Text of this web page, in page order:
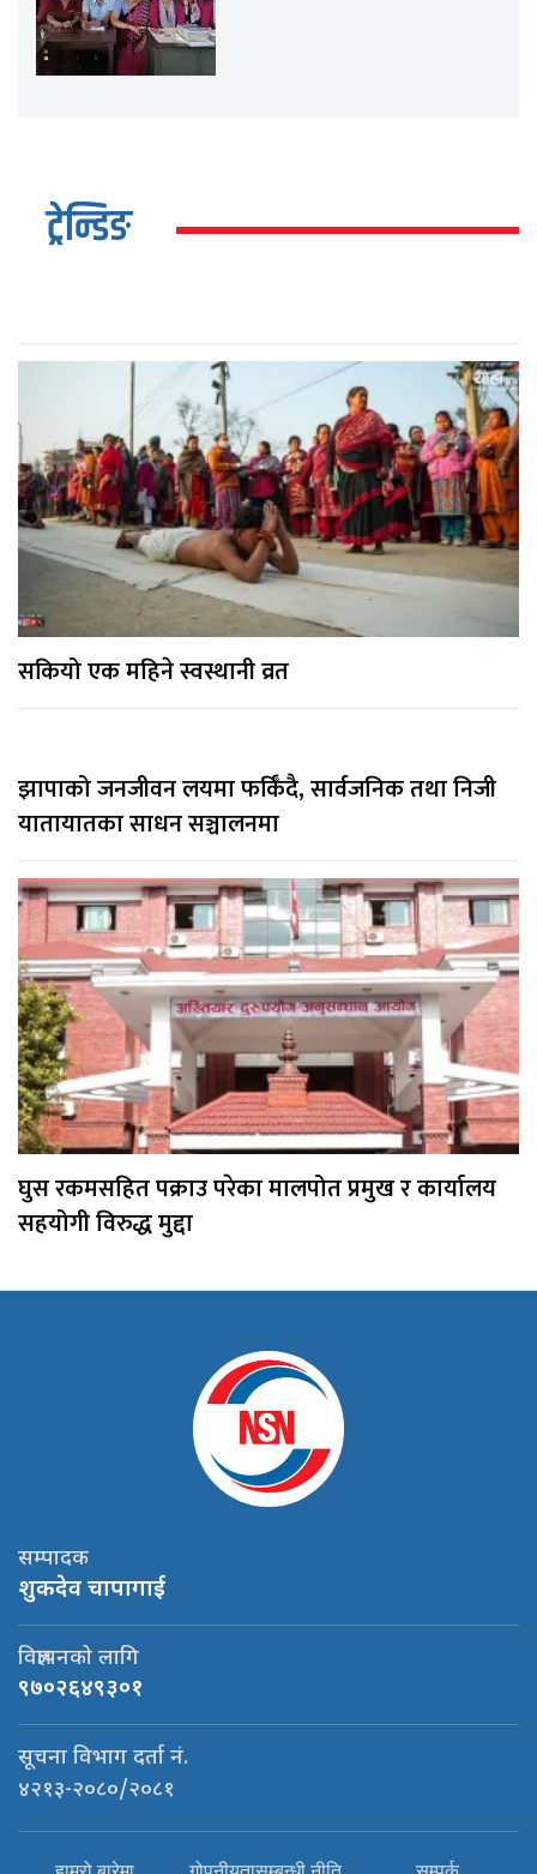
ट्रेन्डिङ
सकियो एक महिने स्वस्थानी व्रत
झापाको जनजीवन लयमा फर्किँदै, सार्वजनिक तथा निजी
यातायातका साधन सञ्चालनमा
घुस रकमसहित पक्राउ परेका मालपोत प्रमुख र कार्यालय
सहयोगी विरुद्ध मुद्दा
सम्पादक
शुकदेव चापागाई
विज्ञापनको लागि
९७०२६४९३०१
सूचना विभाग दर्ता नं.
४२१३-२०८०/२०८१